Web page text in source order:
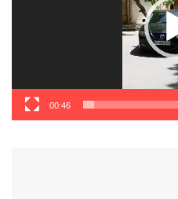
00:46